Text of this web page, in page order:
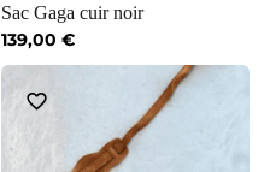
Sac Gaga cuir noir
139,00 €